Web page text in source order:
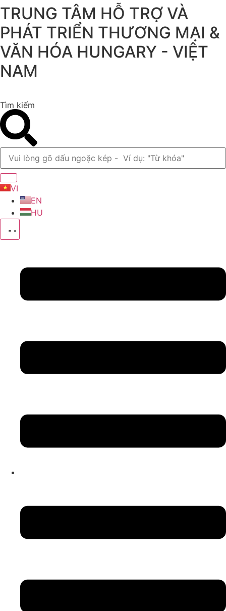
Chuyển
đến
nội
dung
TRUNG TÂM HỖ TRỢ VÀ
PHÁT TRIỂN THƯƠNG MẠI &
VĂN HÓA HUNGARY - VIỆT
NAM
Tìm kiếm
VI
EN
HU